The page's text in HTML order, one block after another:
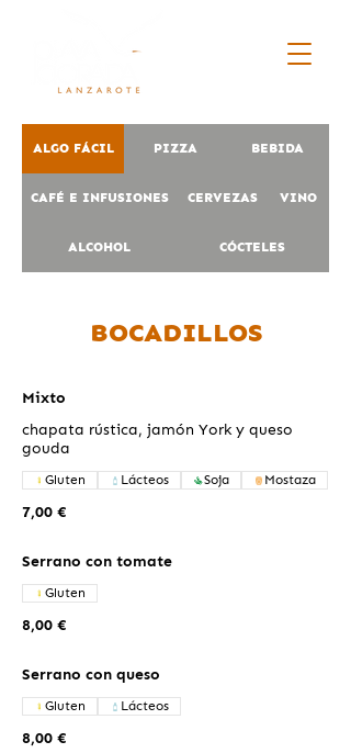
ALGO FÁCIL PIZZA BEBIDA
CAFÉ E INFUSIONES CERVEZAS VINO
ALCOHOL CÓCTELES
BOCADILLOS
Mixto
chapata rústica, jamón York y queso
gouda
7,00 €
Gluten Lácteos Soja Mostaza
Serrano con tomate
8,00 €
Gluten
Serrano con queso
8,00 €
Gluten Lácteos